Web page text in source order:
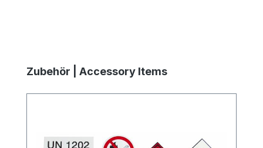
Produktgalerie überspringen
Zubehör | Accessory Items